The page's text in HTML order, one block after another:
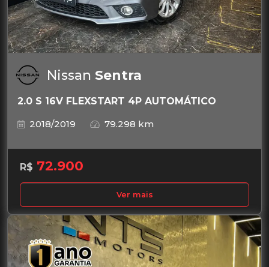
Nissan Sentra
2.0 S 16V FLEXSTART 4P AUTOMÁTICO
2018/2019
79.298 km
R$ 72.900
Ver mais